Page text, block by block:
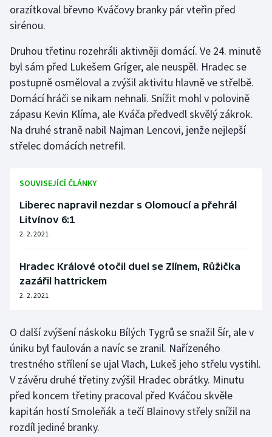
Ragby
Rychlobruslení
Rychlostní kanoistika
Short track
Sportovní střelba
Triatlon
Veslování
Vodní slalom
Volejbal
orazítkoval břevno Kváčovy branky pár vteřin před
sirénou.
Druhou třetinu rozehráli aktivněji domácí. Ve 24. minutě
byl sám před Lukešem Gríger, ale neuspěl. Hradec se
postupně osměloval a zvýšil aktivitu hlavně ve střelbě.
Domácí hráči se nikam nehnali. Snížit mohl v polovině
zápasu Kevin Klíma, ale Kváča předvedl skvělý zákrok.
Na druhé straně nabil Najman Lencovi, jenže nejlepší
střelec domácích netrefil.
SOUVISEJÍCÍ ČLÁNKY
Liberec napravil nezdar s Olomoucí a přehrál
Litvínov 6:1
2. 2. 2021
Hradec Králové otočil duel se Zlínem, Růžička
zazářil hattrickem
2. 2. 2021
O další zvýšení náskoku Bílých Tygrů se snažil Šír, ale v
úniku byl faulován a navíc se zranil. Nařízeného
trestného střílení se ujal Vlach, Lukeš jeho střelu vystihl.
V závěru druhé třetiny zvýšil Hradec obrátky. Minutu
před koncem třetiny pracoval před Kváčou skvěle
kapitán hostí Smoleňák a tečí Blainovy střely snížil na
rozdíl jediné branky.